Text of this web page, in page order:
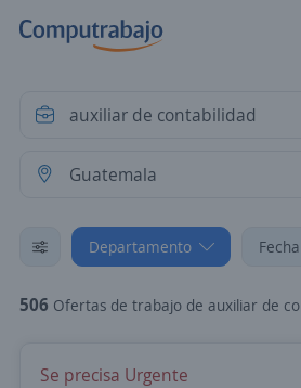
Departamento Fecha
506 Ofertas de trabajo de auxiliar de contabilidad en Guatemala
Se precisa Urgente